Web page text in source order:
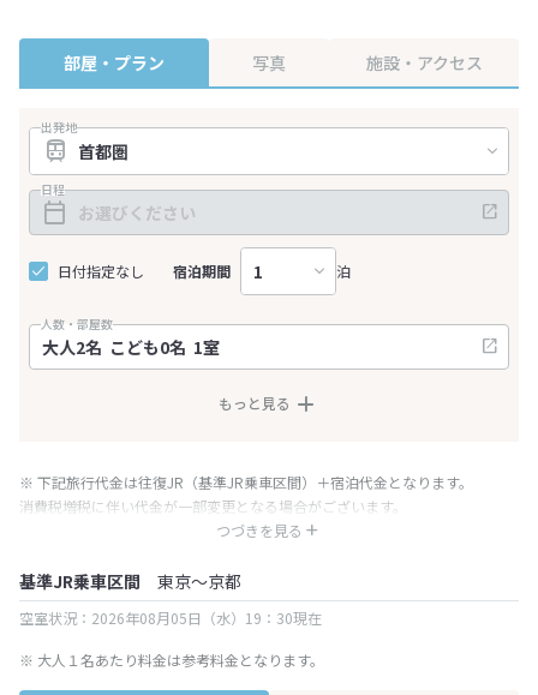
部屋・プラン 写真 施設・アクセス
出発地
日程
日付指定なし 宿泊期間 泊
人数・部屋数
もっと見る
つづきを見る
※ 下記旅行代金は往復JR（基準JR乗車区間）＋宿泊代金となります。
消費税増税に伴い代金が一部変更となる場合がございます。
※ 表示されている旅行代金・プラン内容は一定時間ごとに更新されます。最
基準JR乗車区間 東京～京都
空室状況：2026年08月05日（水）19：30現在
※ 大人１名あたり料金は参考料金となります。